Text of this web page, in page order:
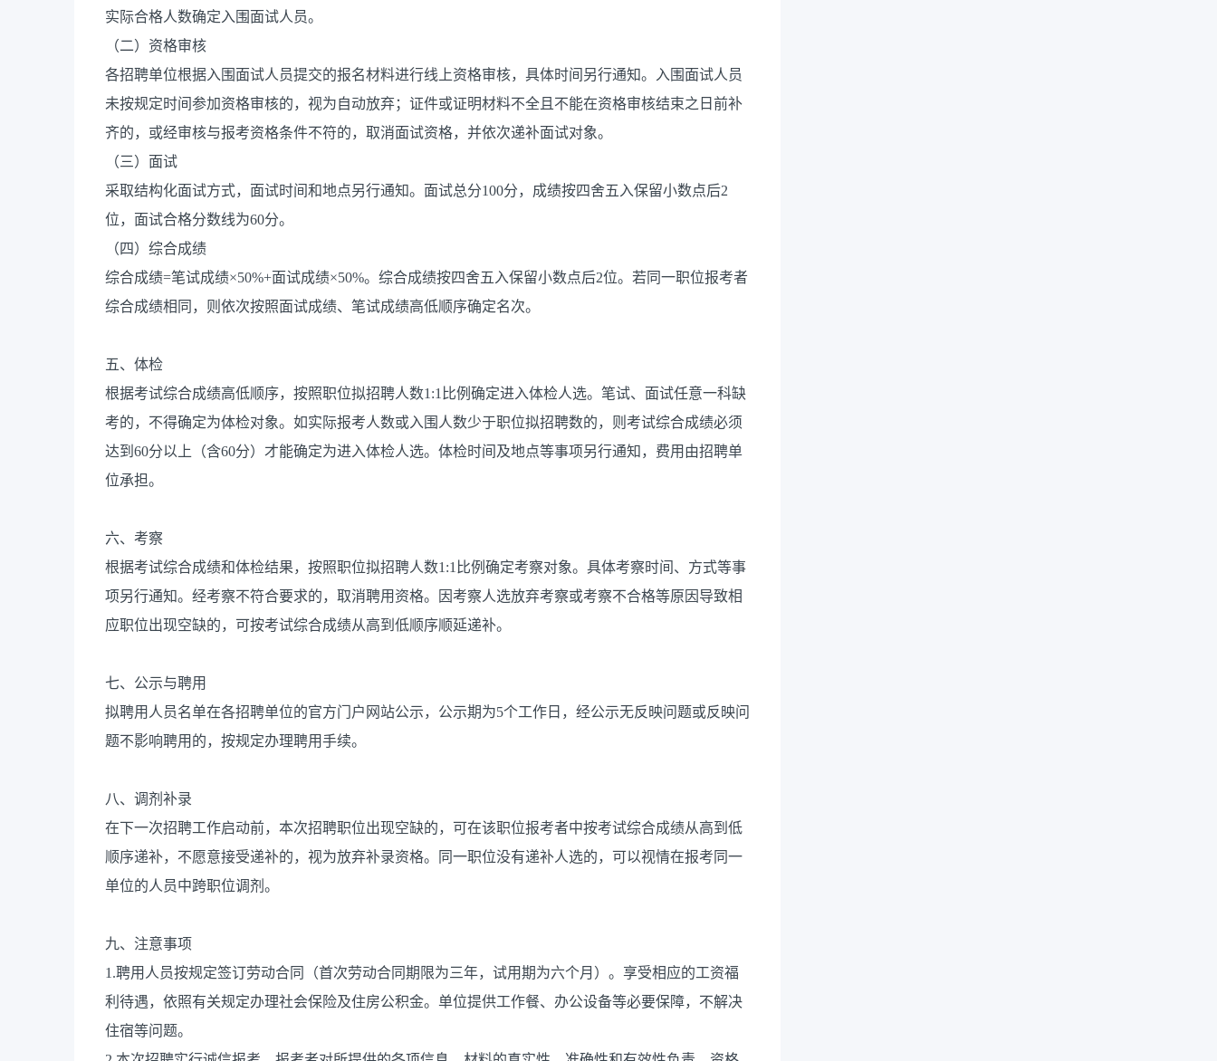
实际合格人数确定入围面试人员。
（二）资格审核
各招聘单位根据入围面试人员提交的报名材料进行线上资格审核，具体时间另行通知。入围面试人员
未按规定时间参加资格审核的，视为自动放弃；证件或证明材料不全且不能在资格审核结束之日前补
齐的，或经审核与报考资格条件不符的，取消面试资格，并依次递补面试对象。
（三）面试
采取结构化面试方式，面试时间和地点另行通知。面试总分100分，成绩按四舍五入保留小数点后2
位，面试合格分数线为60分。
（四）综合成绩
综合成绩=笔试成绩×50%+面试成绩×50%。综合成绩按四舍五入保留小数点后2位。若同一职位报考者
综合成绩相同，则依次按照面试成绩、笔试成绩高低顺序确定名次。
五、体检
根据考试综合成绩高低顺序，按照职位拟招聘人数1:1比例确定进入体检人选。笔试、面试任意一科缺
考的，不得确定为体检对象。如实际报考人数或入围人数少于职位拟招聘数的，则考试综合成绩必须
达到60分以上（含60分）才能确定为进入体检人选。体检时间及地点等事项另行通知，费用由招聘单
位承担。
六、考察
根据考试综合成绩和体检结果，按照职位拟招聘人数1:1比例确定考察对象。具体考察时间、方式等事
项另行通知。经考察不符合要求的，取消聘用资格。因考察人选放弃考察或考察不合格等原因导致相
应职位出现空缺的，可按考试综合成绩从高到低顺序顺延递补。
七、公示与聘用
拟聘用人员名单在各招聘单位的官方门户网站公示，公示期为5个工作日，经公示无反映问题或反映问
题不影响聘用的，按规定办理聘用手续。
八、调剂补录
在下一次招聘工作启动前，本次招聘职位出现空缺的，可在该职位报考者中按考试综合成绩从高到低
顺序递补，不愿意接受递补的，视为放弃补录资格。同一职位没有递补人选的，可以视情在报考同一
单位的人员中跨职位调剂。
九、注意事项
1.聘用人员按规定签订劳动合同（首次劳动合同期限为三年，试用期为六个月）。享受相应的工资福
利待遇，依照有关规定办理社会保险及住房公积金。单位提供工作餐、办公设备等必要保障，不解决
住宿等问题。